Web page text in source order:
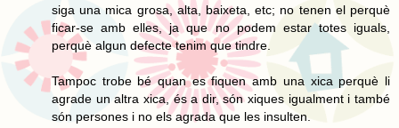
siga una mica grosa, alta, baixeta, etc; no tenen el perquè
ficar-se amb elles, ja que no podem estar totes iguals,
perquè algun defecte tenim que tindre.
Tampoc trobe bé quan es fiquen amb una xica perquè li
agrade un altra xica, és a dir, són xiques igualment i també
són persones i no els agrada que les insulten.